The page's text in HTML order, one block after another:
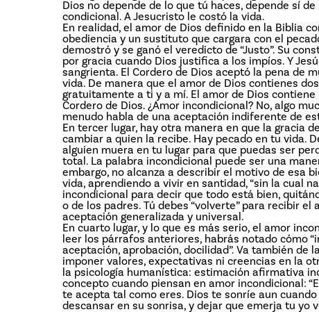
Dios no depende de lo que tú haces, depende sí
condicional. A Jesucristo le costó la vida.
En realidad, el amor de Dios definido en la Biblia
obediencia y un sustituto que cargara con el
demostró y se ganó el veredicto de “Justo”. Su
por gracia cuando Dios justifica a los impíos. Y
sangrienta. El Cordero de Dios aceptó la pena de
vida. De manera que el amor de Dios contienes
gratuitamente a ti y a mí. El amor de Dios
Cordero de Dios. ¿Amor incondicional? No, algo
menudo habla de una aceptación indiferente de
En tercer lugar, hay otra manera en que la gracia
cambiar a quien la recibe. Hay pecado en tu vida.
alguien muera en tu lugar para que puedas ser
total. La palabra incondicional puede ser una
embargo, no alcanza a describir el motivo de esa
vida, aprendiendo a vivir en santidad, “sin la cual
incondicional para decir que todo está bien,
o de los padres. Tú debes “volverte” para recibir
aceptación generalizada y universal.
En cuarto lugar, y lo que es más serio, el amor
leer los párrafos anteriores, habrás notado cómo
aceptación, aprobación, docilidad”. Va también
imponer valores, expectativas ni creencias en la
la psicología humanística: estimación afirmativa
concepto cuando piensan en amor incondicional:
te acepta tal como eres. Dios te sonríe aun
descansar en su sonrisa, y dejar que emerja tu yo